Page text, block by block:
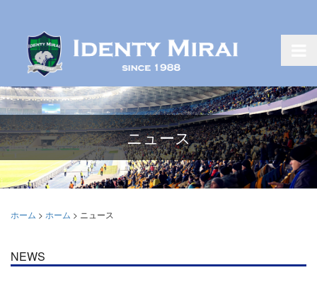
ニュース
ホーム > ホーム > ニュース
NEWS